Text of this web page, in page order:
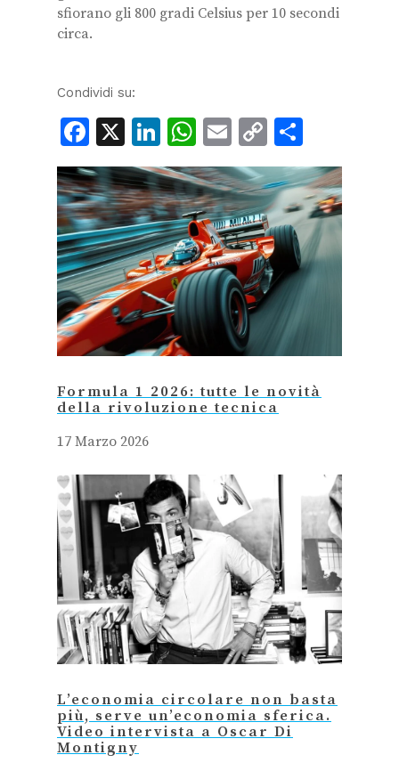
sfiorano gli 800 gradi Celsius per 10 secondi
circa.
Condividi su:
Facebook
X LinkedIn
WhatsApp
Email
Copy
Link
Formula 1 2026: tutte le novità
della rivoluzione tecnica
17 Marzo 2026
L’economia circolare non basta
più, serve un’economia sferica.
Video intervista a Oscar Di
Montigny